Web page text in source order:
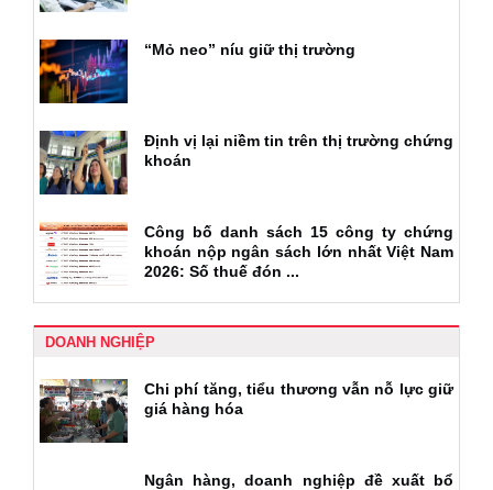
“Mỏ neo” níu giữ thị trường
Định vị lại niềm tin trên thị trường chứng
khoán
Công bố danh sách 15 công ty chứng
khoán nộp ngân sách lớn nhất Việt Nam
2026: Số thuế đón ...
DOANH NGHIỆP
Chi phí tăng, tiểu thương vẫn nỗ lực giữ
giá hàng hóa
Ngân hàng, doanh nghiệp đề xuất bổ